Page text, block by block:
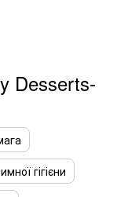
Desserts-
гігієни